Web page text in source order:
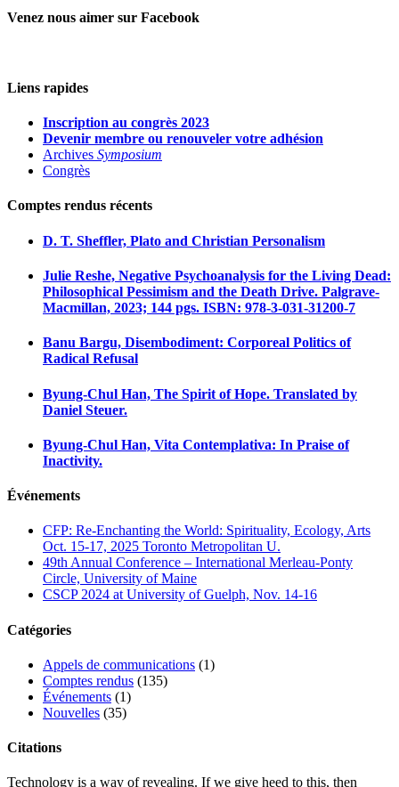
Venez nous aimer sur Facebook
Liens rapides
Inscription au congrès 2023
Devenir membre ou renouveler votre adhésion
Archives Symposium
Congrès
Comptes rendus récents
D. T. Sheffler, Plato and Christian Personalism
Julie Reshe, Negative Psychoanalysis for the Living Dead:
Philosophical Pessimism and the Death Drive. Palgrave-
Macmillan, 2023; 144 pgs. ISBN: 978-3-031-31200-7
Banu Bargu, Disembodiment: Corporeal Politics of
Radical Refusal
Byung-Chul Han, The Spirit of Hope. Translated by
Daniel Steuer.
Byung-Chul Han, Vita Contemplativa: In Praise of
Inactivity.
Événements
CFP: Re-Enchanting the World: Spirituality, Ecology, Arts
Oct. 15-17, 2025 Toronto Metropolitan U.
49th Annual Conference – International Merleau-Ponty
Circle, University of Maine
CSCP 2024 at University of Guelph, Nov. 14-16
Catégories
Appels de communications (1)
Comptes rendus (135)
Événements (1)
Nouvelles (35)
Citations
Technology is a way of revealing. If we give heed to this, then